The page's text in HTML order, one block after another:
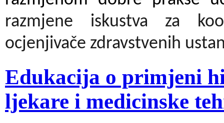
razmjene iskustva za
ocjenjivače zdravstvenih
Edukacija o primjeni
ljekare i medicinske